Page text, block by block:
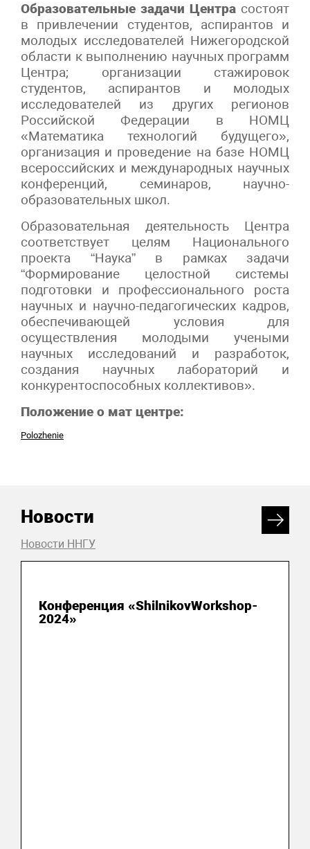
Образовательные задачи Центра состоят
в привлечении студентов, аспирантов и
молодых исследователей Нижегородской
области к выполнению научных программ
Центра; организации стажировок
студентов, аспирантов и молодых
исследователей из других регионов
Российской Федерации в НОМЦ
«Математика технологий будущего»,
организация и проведение на базе НОМЦ
всероссийских и международных научных
конференций, семинаров, научно-
образовательных школ.
Образовательная деятельность Центра
соответствует целям Национального
проекта “Наука” в рамках задачи
“Формирование целостной системы
подготовки и профессионального роста
научных и научно-педагогических кадров,
обеспечивающей условия для
осуществления молодыми учеными
научных исследований и разработок,
создания научных лабораторий и
конкурентоспособных коллективов».
Положение о мат центре:
Polozhenie
Новости
Новости ННГУ
Конференция «ShilnikovWorkshop-
2024»